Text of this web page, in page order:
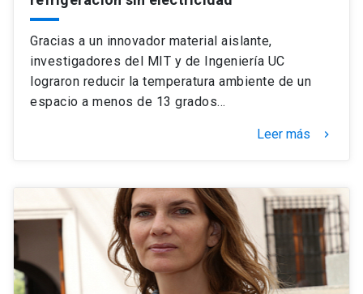
Gracias a un innovador material aislante,
investigadores del MIT y de Ingeniería UC
lograron reducir la temperatura ambiente de un
espacio a menos de 13 grados…
Leer más keyboard_arrow_right